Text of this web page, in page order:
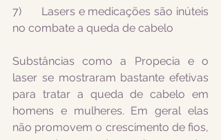
7)      Lasers e medicações são inúteis
no combate a queda de cabelo
Substâncias como a Propecia e o
laser se mostraram bastante efetivas
para tratar a queda de cabelo em
homens e mulheres. Em geral elas
não promovem o crescimento de fios,